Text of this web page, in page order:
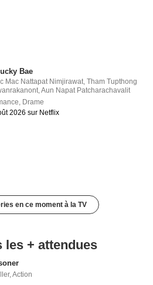
Bae
Mac Nattapat Nimjirawat,Tham Tupthong
,Aun Napat Patcharachavalit
, Drame
2026 sur Netflix
en ce moment à la TV
les + attendues
,Action